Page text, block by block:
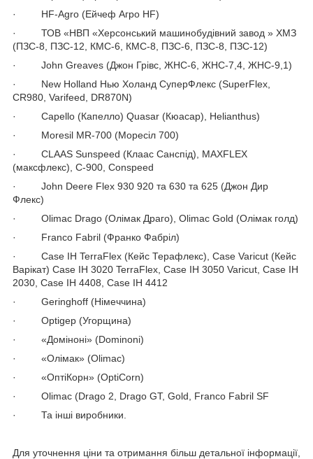
· HF-Agro (Ейчеф Агро HF)
· ТОВ «НВП «Херсонський машинобудівний завод » ХМЗ
(ПЗС-8, ПЗС-12, КМС-6, КМС-8, ПЗС-6, ПЗС-8, ПЗС-12)
· John Greaves (Джон Грівс, ЖНС-6, ЖНС-7,4, ЖНС-9,1)
· New Holland Нью Холанд СуперФлекс (SuperFlex,
CR980, Varifeed, DR870N)
· Capello (Капелло) Quasar (Кюасар), Helianthus)
· Moresil MR-700 (Моресіл 700)
· CLAAS Sunspeed (Клаас Санспід), MAXFLEX
(максфлекс), С-900, Conspeed
· John Deere Flex 930 920 та 630 та 625 (Джон Дир
Флекс)
· Olimac Drago (Олімак Драго), Olimac Gold (Олімак голд)
· Franco Fabril (Франко Фабріл)
· Case IH TerraFlex (Кейс Терафлекс), Case Varicut (Кейс
Варікат) Case IH 3020 TerraFlex, Case IH 3050 Varicut, Case IH
2030, Case IH 4408, Case IH 4412
· Geringhoff (Німеччина)
· Optigep (Угорщина)
· «Доміноні» (Dominoni)
· «Олімак» (Olimac)
· «ОптіКорн» (OptiCorn)
· Olimac (Drago 2, Drago GT, Gold, Franco Fabril SF
· Та інші виробники.
Для уточнення ціни та отримання більш детальної інформації,